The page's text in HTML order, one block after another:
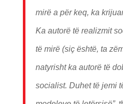
mirë a për keq, ka
Ka autorë të realizmit
të mirë (siç është, ta
natyrisht ka autorë të
socialist. Duhet të jemi